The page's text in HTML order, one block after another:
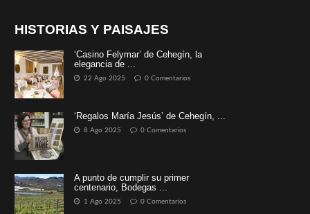
HISTORIAS Y PAISAJES
‘Casino Felymar’ de Cehegín, la
elegancia de ...
22 Ago 2025 0 Comentarios
‘Regalos María Jesús’ de Cehegín, ...
8 Ago 2025 0 Comentarios
A punto de cumplir su primer
centenario, Bodegas ...
1 Ago 2025 0 Comentarios